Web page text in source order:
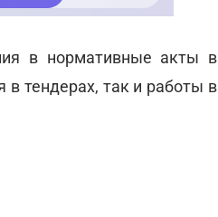
в нормативные акты в
в тендерах, так и работы в